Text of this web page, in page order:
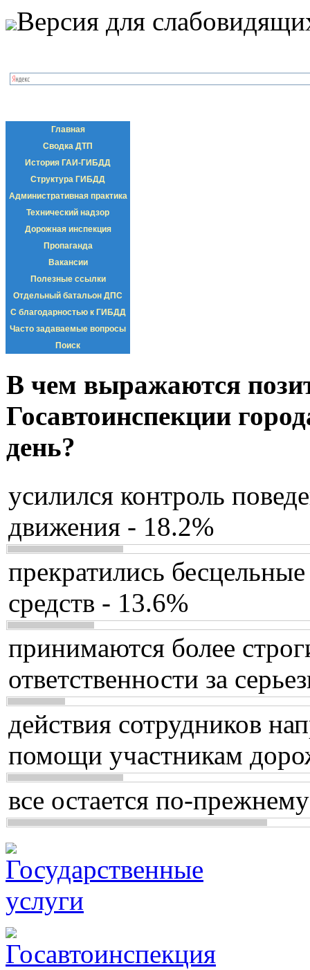
Версия для
Главная
Сводка ДТП
История ГАИ-ГИБДД
Структура ГИБДД
Административная практика
Технический надзор
Дорожная инспекция
Пропаганда
Вакансии
Полезные ссылки
Отдельный батальон ДПС
С благодарностью к ГИБДД
Часто задаваемые вопросы
Поиск
В чем выражаются
Госавтоинспекции
день?
усилился контроль
движения - 18.2%
прекратились
средств - 13.6%
принимаются более
ответственности за
действия сотрудников
помощи участникам
все остается по-